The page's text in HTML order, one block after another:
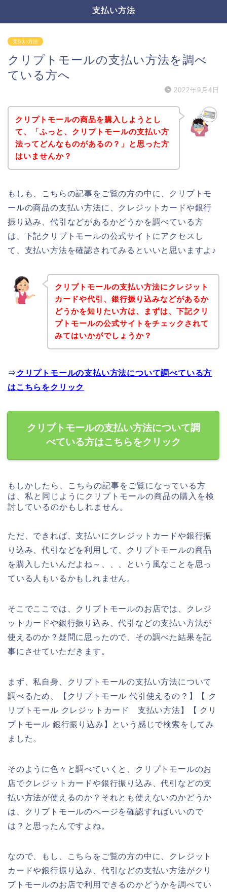
支払い方法
支払い方法
クリプトモールの支払い方法を調べ
ている方へ
2022年9月4日
クリプトモールの商品を購入しようとし
て、「ふっと、クリプトモールの支払い方
法ってどんなものがあるの？」と思った方
はいませんか？
もしも、こちらの記事をご覧の方の中に、クリプトモ
ールの商品の支払い方法に、クレジットカードや銀行
振り込み、代引などがあるかどうかを調べている方
は、下記クリプトモールの公式サイトにアクセスし
て、支払い方法を確認されてみるといいと思いますよ♪
クリプトモールの支払い方法にクレジット
カードや代引、銀行振り込みなどがあるか
どうかを知りたい方は、まずは、下記クリ
プトモールの公式サイトをチェックされて
みてはいかがでしょうか？
⇒クリプトモールの支払い方法について調べている方
はこちらをクリック
クリプトモールの支払い方法について調
べている方はこちらをクリック
もしかしたら、こちらの記事をご覧になっている方
は、私と同じようにクリプトモールの商品の購入を検
討しているのかもしれません。
ただ、できれば、支払いにクレジットカードや銀行振
り込み、代引などを利用して、クリプトモールの商品
を購入したいんだよね～、、、という風なことを思っ
ている人もいるかもしれません。
そこでここでは、クリプトモールのお店では、クレジ
ットカードや銀行振り込み、代引などの支払い方法が
使えるのか？疑問に思ったので、その調べた結果を記
事にさせていただきます。
まず、私自身、クリプトモールの支払い方法について
調べるため、【クリプトモール 代引使えるの？】【 ク
リプトモール クレジットカード 支払い方法】【 クリ
プトモール 銀行振り込み】という感じで検索をしてみ
ました。
そのように色々と調べていくと、クリプトモールのお
店でクレジットカードや銀行振り込み、代引などの支
払い方法が使えるのか？それとも使えないのかどうか
は、クリプトモールのページを確認すればいいので
は？と思ったんですよね。
なので、もし、こちらをご覧の方の中に、クレジット
カードや銀行振り込み、代引などの支払い方法がクリ
プトモールのお店で利用できるのかどうかを調べてい